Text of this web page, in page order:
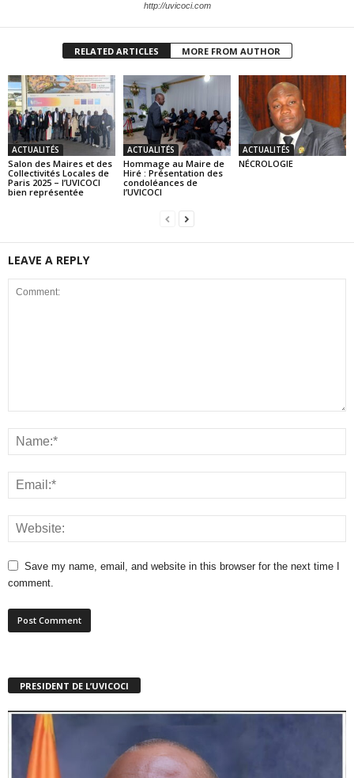
http://uvicoci.com
RELATED ARTICLES MORE FROM AUTHOR
ACTUALITÉS
Salon des Maires et des
Collectivités Locales de
Paris 2025 – l’UVICOCI
bien représentée
ACTUALITÉS
Hommage au Maire de
Hiré : Présentation des
condoléances de
l’UVICOCI
ACTUALITÉS
NÉCROLOGIE
LEAVE A REPLY
Save my name, email, and website in this browser for the next time I
comment.
PRESIDENT DE L’UVICOCI